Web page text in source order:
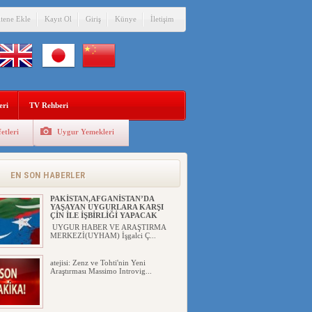
Ekle Kayıt Ol Giriş Künye İletişim
TV Rehberi
Uygur Yemekleri
EN SON HABERLER
ÇİN’İN “GÜVENLİK”SÖYLEMİ İLE
DOĞU TÜRKİSTAN’DA
MEŞRULAŞTIRDIĞI ÇKP DEVLET
TERÖRÜ
YILMAZ ER(habernida.com) Çin
PAKİSTAN,AFGANİSTAN’DA
YAŞAYAN UYGURLARA KARŞI
ÇİN İLE İŞBİRLİĞİ YAPACAK
UYGUR HABER VE ARAŞTIRMA
MERKEZİ(UYHAM) İşgalci Ç...
atejisi: Zenz ve Tohti'nin Yeni
Araştırması Massimo Introvig...